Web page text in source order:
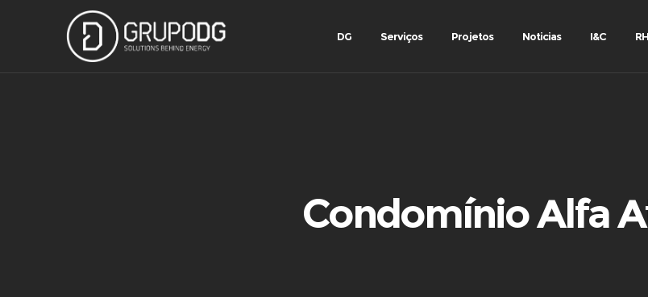
DG Serviços Projetos Noticias I&C RH
Condomínio Alfa